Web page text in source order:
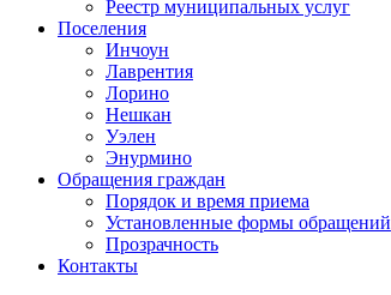
Реестр муниципальных услуг
Поселения
Инчоун
Лаврентия
Лорино
Нешкан
Уэлен
Энурмино
Обращения граждан
Порядок и время приема
Установленные формы обращений
Прозрачность
Контакты